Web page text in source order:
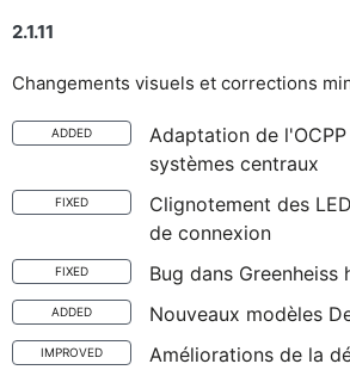
2.1.11
Changements visuels et corrections
ADDED
Adaptation de
systèmes centraux
FIXED
Clignotement des
de connexion
FIXED Bug dans Greenheiss
ADDED Nouveaux modèles
IMPROVED
Améliorations de la